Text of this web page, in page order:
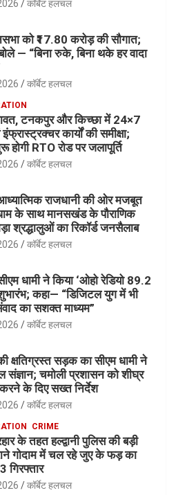
कॉर्बेट हलचल
को ₹17.80 करोड़ की सौगात;
— “बिना रुके, बिना थके हर वादा
कॉर्बेट हलचल
टनकपुर और किच्छा में 24×7
इंफ्रास्ट्रक्चर कार्यों की समीक्षा;
RTO रोड पर जलापूर्ति
कॉर्बेट हलचल
राजधानी की ओर मजबूत
के साथ मानसखंड के पौराणिक
श्रद्धालुओं का रिकॉर्ड जनसैलाब
कॉर्बेट हलचल
धामी ने किया ‘ओहो रेडियो 89.2
कहा— “डिजिटल युग में भी
का सशक्त माध्यम”
कॉर्बेट हलचल
क्षतिग्रस्त सड़क का सीएम धामी ने
संज्ञान; चमोली प्रशासन को शीघ्र
के दिए सख्त निर्देश
कॉर्बेट हलचल
CRIME
के तहत हल्द्वानी पुलिस की बड़ी
गोदाम में चल रहे जुए के फड़ का
गिरफ्तार
कॉर्बेट हलचल